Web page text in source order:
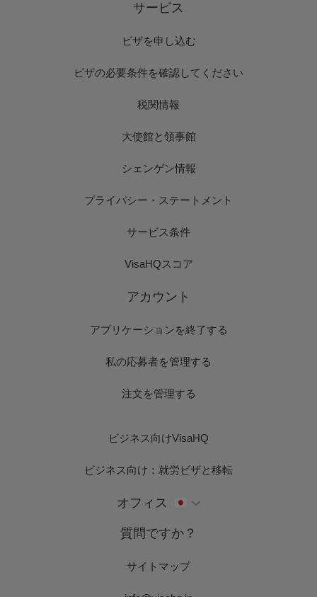
サービス
ビザを申し込む
ビザの必要条件を確認してください
税関情報
大使館と領事館
シェンゲン情報
プライバシー・ステートメント
サービス条件
VisaHQスコア
アカウント
アプリケーションを終了する
私の応募者を管理する
注文を管理する
ビジネス向けVisaHQ
ビジネス向け：就労ビザと移転
オフィス
質問ですか？
サイトマップ